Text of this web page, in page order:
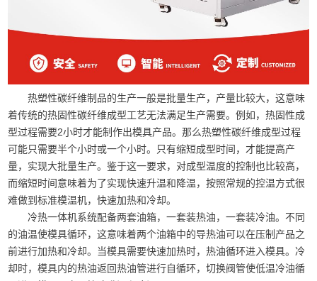
热塑性碳纤维制品的生产一般是批量生产，产量比较大，这意味
着传统的热固性碳纤维成型工艺无法满足生产需要。例如，热固性成
型过程需要2小时才能制作出模具产品。那么热塑性碳纤维成型过程
可能只需要半个小时或一个小时。只有缩短成型时间，才能提高产
量，实现大批量生产。鉴于这一要求，对成型温度的控制也比较高，
而缩短时间意味着为了实现快速升温和降温，按照常规的控温方式很
难做到标准模温机，快速加热和冷却。
冷热一体机系统配备两套油箱，一套装热油，一套装冷油。不同
的油温使模具循环，这意味着两个油箱中的导热油可以在压制产品之
前进行加热和冷却。当模具需要快速加热时，热油循环进入模具。冷
却时，模具内的热油返回热油管进行自循环，切换阀管使低温冷油循